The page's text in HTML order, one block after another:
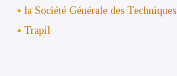
la Société Générale des Techniques
Trapil